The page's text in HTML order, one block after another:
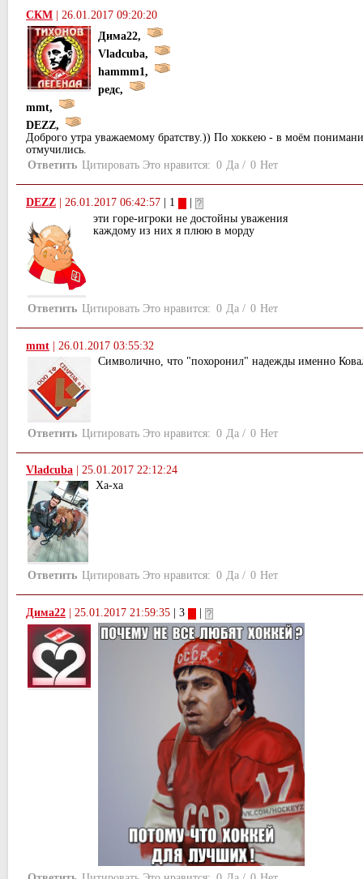
СКМ
26.01.2017 09:20:20
Дима22,
Vladcuba,
hammm1,
редс,
mmt,
DEZZ,
Доброго утра уважаемому братству.)) По хоккею - в моём
отмучились.
Ответить Цитировать Это нравится: 0 Да / 0 Нет
DEZZ 26.01.2017 06:42:57 | 1
эти горе-игроки не достойны уважения
каждому из них я плюю в морду
Ответить Цитировать Это нравится: 0 Да / 0 Нет
mmt | 26.01.2017 03:55:32
Символично, что "похоронил" надежды именно
Ответить Цитировать Это нравится: 0 Да / 0 Нет
Vladcuba
25.01.2017 22:12:24
Ха-ха
Ответить Цитировать Это нравится: 0 Да / 0 Нет
Дима22 25.01.2017 21:59:35 | 3